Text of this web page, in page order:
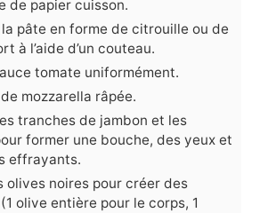
de papier cuisson.
pâte en forme de citrouille ou de
à l’aide d’un couteau.
tomate uniformément.
mozzarella râpée.
tranches de jambon et les
former une bouche, des yeux et
effrayants.
olives noires pour créer des
olive entière pour le corps, 1